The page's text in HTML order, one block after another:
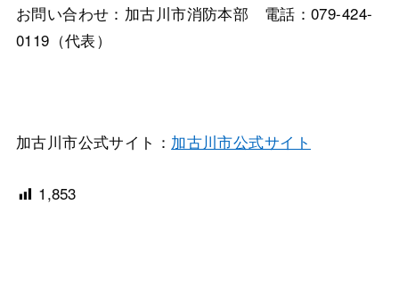
お問い合わせ：加古川市消防本部 電話：079-424-
0119（代表）
加古川市公式サイト： 加古川市公式サイト
1,853